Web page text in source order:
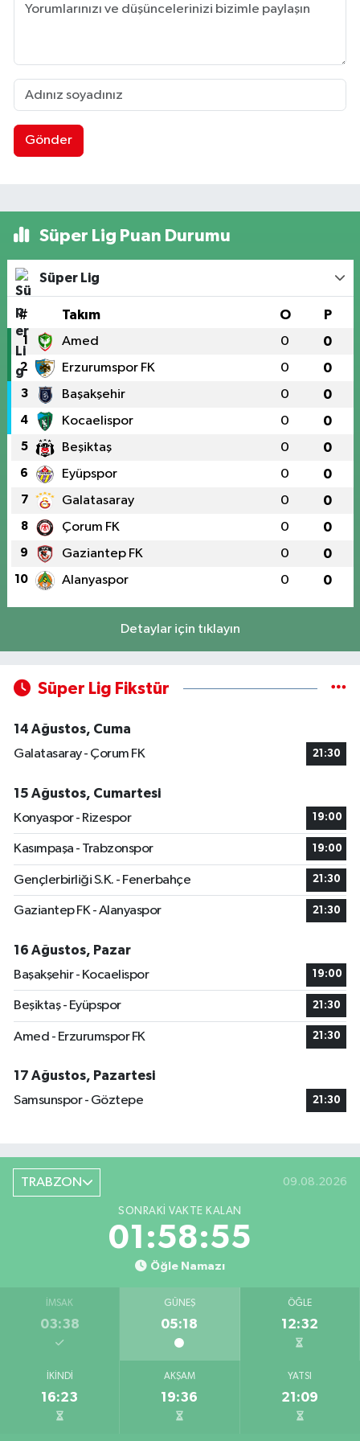
Gönder
Süper Lig Puan Durumu
Süper Lig
# Takım O P
1 Amed 0 0
2 Erzurumspor FK 0 0
3 Başakşehir 0 0
4 Kocaelispor 0 0
5 Beşiktaş 0 0
6 Eyüpspor 0 0
7 Galatasaray 0 0
8 Çorum FK 0 0
9 Gaziantep FK 0 0
10 Alanyaspor 0 0
Detaylar için tıklayın
Süper Lig Fikstür
14 Ağustos, Cuma
Galatasaray - Çorum FK
21:30
15 Ağustos, Cumartesi
Konyaspor - Rizespor
19:00
Kasımpaşa - Trabzonspor 19:00
Gençlerbirliği S.K. - Fenerbahçe 21:30
Gaziantep FK - Alanyaspor 21:30
16 Ağustos, Pazar
Başakşehir - Kocaelispor
19:00
Beşiktaş - Eyüpspor 21:30
Amed - Erzurumspor FK 21:30
17 Ağustos, Pazartesi
Samsunspor - Göztepe
21:30
TRABZON 09.08.2026
SONRAKI VAKTE KALAN
01:58:54
Öğle Namazı
İMSAK
03:38
GÜNEŞ
05:18
ÖĞLE
12:32
İKINDI
16:23
AKŞAM
19:36
YATSI
21:09